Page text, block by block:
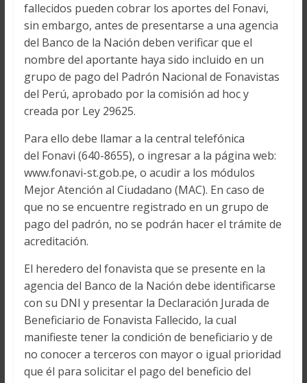
fallecidos pueden cobrar los aportes del Fonavi,
sin embargo, antes de presentarse a una agencia
del Banco de la Nación deben verificar que el
nombre del aportante haya sido incluido en un
grupo de pago del Padrón Nacional de Fonavistas
del Perú, aprobado por la comisión ad hoc y
creada por Ley 29625.
Para ello debe llamar a la central telefónica
del Fonavi (640-8655), o ingresar a la página web:
www.fonavi-st.gob.pe, o acudir a los módulos
Mejor Atención al Ciudadano (MAC). En caso de
que no se encuentre registrado en un grupo de
pago del padrón, no se podrán hacer el trámite de
acreditación.
El heredero del fonavista que se presente en la
agencia del Banco de la Nación debe identificarse
con su DNI y presentar la Declaración Jurada de
Beneficiario de Fonavista Fallecido, la cual
manifieste tener la condición de beneficiario y de
no conocer a terceros con mayor o igual prioridad
que él para solicitar el pago del beneficio del